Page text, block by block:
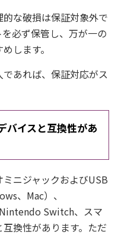
な破損は保証対象外で
必ず保管し、万が一の
します。
あれば、保証対応がス
イスと互換性があ
ニジャックおよびUSB
、Mac）、
Switch、スマ
換性があります。ただ